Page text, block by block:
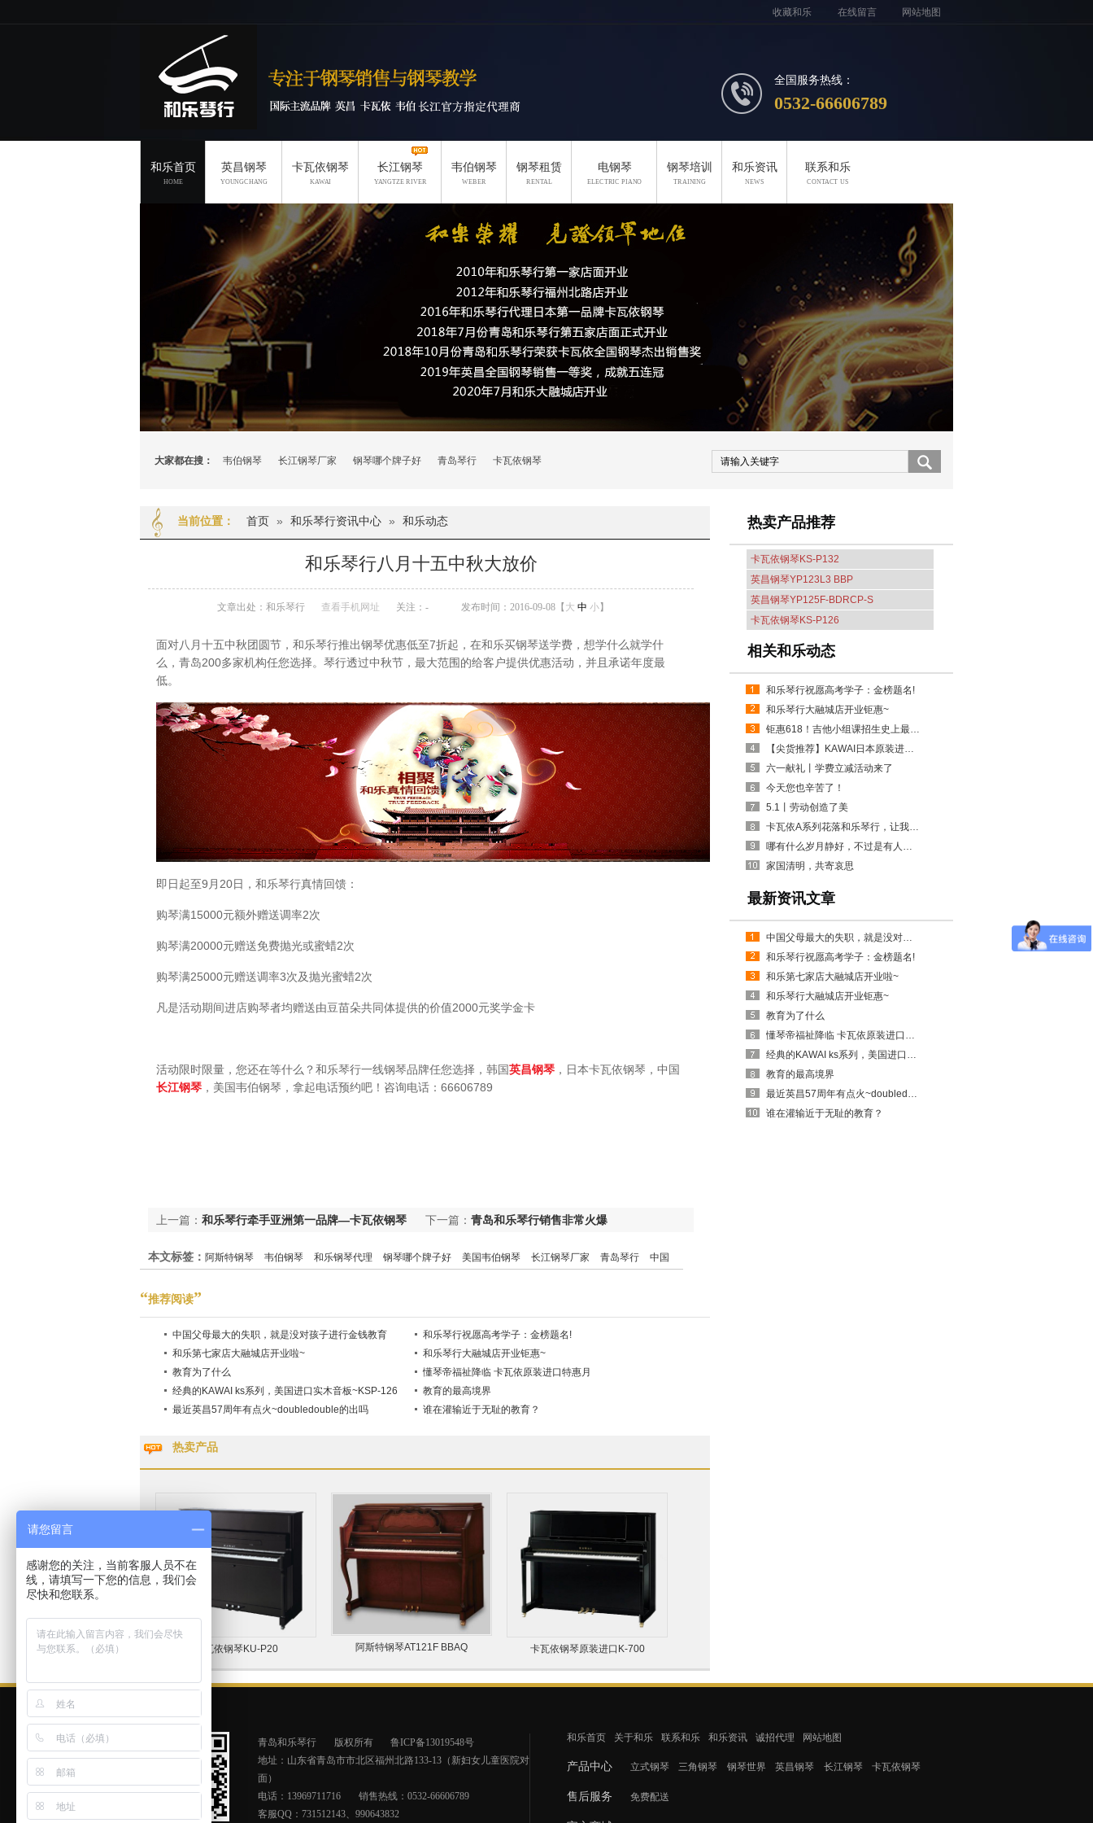
收藏和乐 在线留言 网站地图
全国服务热线：
0532-66606789
和乐首页
HOME
英昌钢琴
YOUNGCHANG
卡瓦依钢琴
KAWAI
长江钢琴
YANGTZE RIVER
韦伯钢琴
WEBER
钢琴租赁
RENTAL
电钢琴
ELECTRIC PIANO
钢琴培训
TRAINING
和乐资讯
NEWS
联系和乐
CONTACT US
大家都在搜： 韦伯钢琴 长江钢琴厂家 钢琴哪个牌子好 青岛琴行 卡瓦依钢琴
当前位置： 首页 » 和乐琴行资讯中心 » 和乐动态
和乐琴行八月十五中秋大放价
文章出处：和乐琴行 查看手机网址 关注： - 发布时间：2016-09-08【 大 中 小】
面对八月十五中秋团圆节，和乐琴行推出钢琴优惠低至7折起，在和乐买钢琴送学费，想学什么就学什
么，青岛200多家机构任您选择。琴行透过中秋节，最大范围的给客户提供优惠活动，并且承诺年度最
低。
即日起至9月20日，和乐琴行真情回馈：
购琴满15000元额外赠送调率2次
购琴满20000元赠送免费抛光或蜜蜡2次
购琴满25000元赠送调率3次及抛光蜜蜡2次
凡是活动期间进店购琴者均赠送由豆苗朵共同体提供的价值2000元奖学金卡
活动限时限量，您还在等什么？和乐琴行一线钢琴品牌任您选择，韩国英昌钢琴 ，日本卡瓦依钢琴，中国
长江钢琴 ，美国韦伯钢琴，拿起电话预约吧！咨询电话：66606789
下一篇： 青岛和乐琴行销售非常火爆
上一篇： 和乐琴行牵手亚洲第一品牌—卡瓦依钢琴
本文标签： 阿斯特钢琴 韦伯钢琴 和乐钢琴代理 钢琴哪个牌子好 美国韦伯钢琴 长江钢琴厂家 青岛琴行 中国
琴
“推荐阅读”
中国父母最大的失职，就是没对孩子进行金钱教育
和乐琴行祝愿高考学子：金榜题名!
和乐第七家店大融城店开业啦~
和乐琴行大融城店开业钜惠~
教育为了什么
懂琴帝福祉降临 卡瓦依原装进口特惠月
经典的KAWAI ks系列，美国进口实木音板~KSP-126
教育的最高境界
最近英昌57周年有点火~doubledouble的出吗
谁在灌输近于无耻的教育？
热卖产品
卡瓦依钢琴KU-P20 阿斯特钢琴AT121F BBAQ 卡瓦依钢琴原装进口K-700
热卖产品推荐
卡瓦依钢琴KS-P132
英昌钢琴YP123L3 BBP
英昌钢琴YP125F-BDRCP-S
卡瓦依钢琴KS-P126
相关和乐动态
和乐琴行祝愿高考学子：金榜题名!
和乐琴行大融城店开业钜惠~
钜惠618！吉他小组课招生史上最低价~
【尖货推荐】KAWAI日本原装进口新K系列——简而不凡 一试成瘾
六一献礼丨学费立减活动来了
今天您也辛苦了！
5.1丨劳动创造了美
卡瓦依A系列花落和乐琴行，让我们一起来抚摸艺术家的灵魂
哪有什么岁月静好，不过是有人替你负重前行
家国清明，共寄哀思
最新资讯文章
中国父母最大的失职，就是没对孩子进行金钱教育
和乐琴行祝愿高考学子：金榜题名!
和乐第七家店大融城店开业啦~
和乐琴行大融城店开业钜惠~
教育为了什么
懂琴帝福祉降临 卡瓦依原装进口特惠月
经典的KAWAI ks系列，美国进口实木音板~KSP-126
教育的最高境界
最近英昌57周年有点火~doubledouble的出吗
谁在灌输近于无耻的教育？
青岛和乐琴行 版权所有
鲁ICP备13019548号
地址：山东省青岛市市北区福州北路133-13（新妇女儿童医院对
面）
电话：13969711716
销售热线：0532-66606789
客服QQ：731512143、990643832
和乐首页 关于和乐 联系和乐 和乐资讯 诚招代理 网站地图
产品中心 立式钢琴 三角钢琴 钢琴世界 英昌钢琴 长江钢琴 卡瓦依钢琴
售后服务 免费配送
请您留言
感谢您的关注，当前客服人员不在
线，请填写一下您的信息，我们会
尽快和您联系。